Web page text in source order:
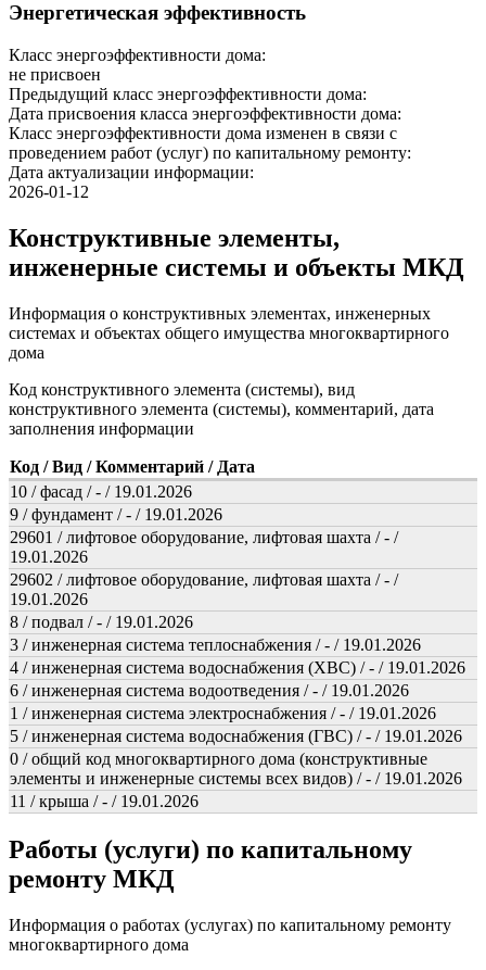
Энергетическая эффективность
Класс энергоэффективности дома:
не присвоен
Предыдущий класс энергоэффективности дома:
Дата присвоения класса энергоэффективности дома:
Класс энергоэффективности дома изменен в связи с
проведением работ (услуг) по капитальному ремонту:
Дата актуализации информации:
2026-01-12
Конструктивные элементы,
инженерные системы и объекты МКД
Информация о конструктивных элементах, инженерных
системах и объектах общего имущества многоквартирного
дома
Код конструктивного элемента (системы), вид
конструктивного элемента (системы), комментарий, дата
заполнения информации
Код / Вид / Комментарий / Дата
10 / фасад / - / 19.01.2026
9 / фундамент / - / 19.01.2026
29601 / лифтовое оборудование, лифтовая шахта / - /
19.01.2026
29602 / лифтовое оборудование, лифтовая шахта / - /
19.01.2026
8 / подвал / - / 19.01.2026
3 / инженерная система теплоснабжения / - / 19.01.2026
4 / инженерная система водоснабжения (ХВС) / - / 19.01.2026
6 / инженерная система водоотведения / - / 19.01.2026
1 / инженерная система электроснабжения / - / 19.01.2026
5 / инженерная система водоснабжения (ГВС) / - / 19.01.2026
0 / общий код многоквартирного дома (конструктивные
элементы и инженерные системы всех видов) / - / 19.01.2026
11 / крыша / - / 19.01.2026
Работы (услуги) по капитальному
ремонту МКД
Информация о работах (услугах) по капитальному ремонту
многоквартирного дома